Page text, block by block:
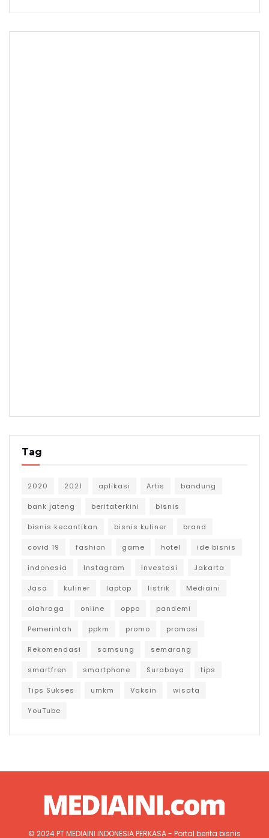
Tag
2020 2021 aplikasi Artis bandung
bank jateng beritaterkini bisnis
bisnis kecantikan bisnis kuliner brand
covid 19 fashion game hotel ide bisnis
indonesia Instagram Investasi Jakarta
Jasa kuliner laptop listrik Mediaini
olahraga online oppo pandemi
Pemerintah ppkm promo promosi
Rekomendasi samsung semarang
smartfren smartphone Surabaya tips
Tips Sukses umkm Vaksin wisata
YouTube
© 2024PT MEDIAINI INDONESIA PERKASA- Portal berita bisnis